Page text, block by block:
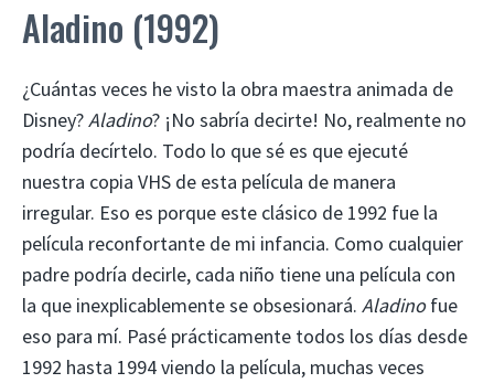
Aladino (1992)
¿Cuántas veces he visto la obra maestra animada de
Disney?Aladino? ¡No sabría decirte! No, realmente no
podría decírtelo. Todo lo que sé es que ejecuté
nuestra copia VHS de esta película de manera
irregular. Eso es porque este clásico de 1992 fue la
película reconfortante de mi infancia. Como cualquier
padre podría decirle, cada niño tiene una película con
la que inexplicablemente se obsesionará. Aladinofue
eso para mí. Pasé prácticamente todos los días desde
1992 hasta 1994 viendo la película, muchas veces